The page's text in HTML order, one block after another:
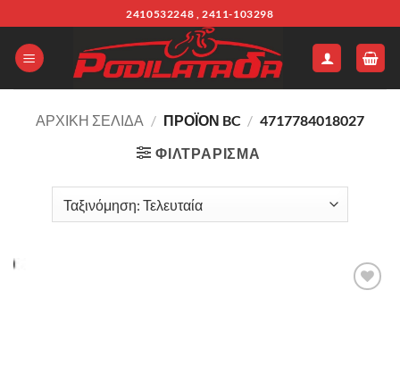
στο
περιεχόμενο
2410532248 , 2411-103298
ΑΡΧΙΚΉ ΣΕΛΊΔΑ / ΠΡΟΪΌΝ BC / 4717784018027
ΦΙΛΤΡΆΡΙΣΜΑ